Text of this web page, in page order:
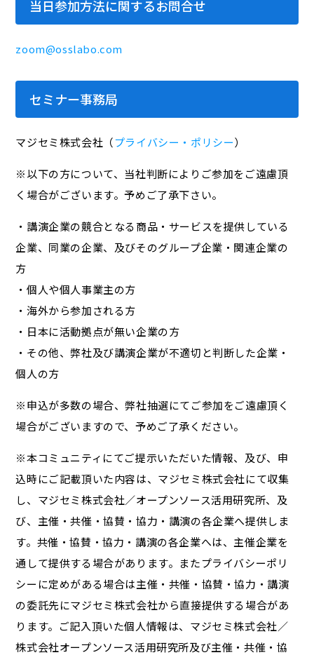
当日参加方法に関するお問合せ
zoom@osslabo.com
セミナー事務局
マジセミ株式会社（プライバシー・ポリシー）
※以下の方について、当社判断によりご参加をご遠慮頂
く場合がございます。予めご了承下さい。
・講演企業の競合となる商品・サービスを提供している
企業、同業の企業、及びそのグループ企業・関連企業の
方
・個人や個人事業主の方
・海外から参加される方
・日本に活動拠点が無い企業の方
・その他、弊社及び講演企業が不適切と判断した企業・
個人の方
※申込が多数の場合、弊社抽選にてご参加をご遠慮頂く
場合がございますので、予めご了承ください。
※本コミュニティにてご提示いただいた情報、及び、申
込時にご記載頂いた内容は、マジセミ株式会社にて収集
し、マジセミ株式会社／オープンソース活用研究所、及
び、主催・共催・協賛・協力・講演の各企業へ提供しま
す。共催・協賛・協力・講演の各企業へは、主催企業を
通して提供する場合があります。またプライバシーポリ
シーに定めがある場合は主催・共催・協賛・協力・講演
の委託先にマジセミ株式会社から直接提供する場合があ
ります。ご記入頂いた個人情報は、マジセミ株式会社／
株式会社オープンソース活用研究所及び主催・共催・協